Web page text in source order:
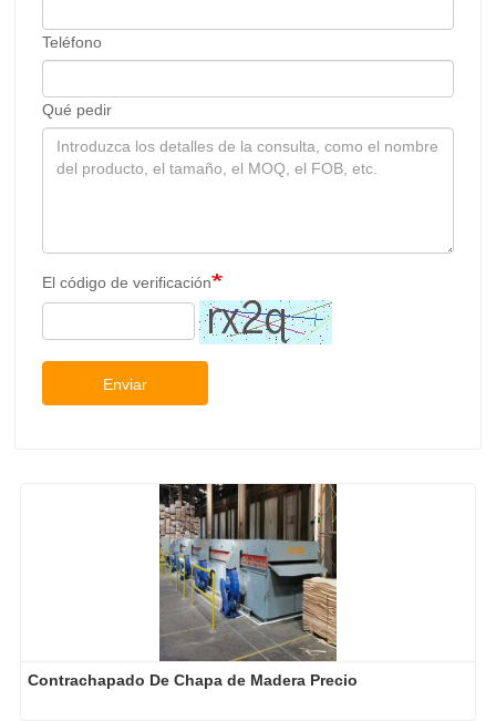
El código de verificación
Contrachapado De Chapa de Madera Precio